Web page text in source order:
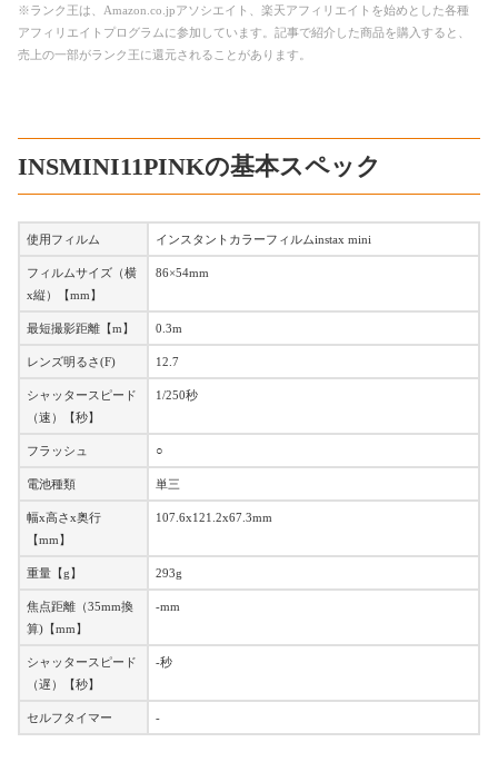
※ランク王は、Amazon.co.jpアソシエイト、楽天アフィリエイトを始めとした各種
アフィリエイトプログラムに参加しています。記事で紹介した商品を購入すると、
売上の一部がランク王に還元されることがあります。
INSMINI11PINKの基本スペック
使用フィルム インスタントカラーフィルムinstax mini
フィルムサイズ（横
x縦）【mm】
86×54mm
最短撮影距離【m】 0.3m
レンズ明るさ(F) 12.7
シャッタースピード
（速）【秒】
1/250秒
フラッシュ ○
電池種類 単三
幅x高さx奥行
【mm】
107.6x121.2x67.3mm
重量【g】 293g
焦点距離（35mm換
算)【mm】
-mm
シャッタースピード
（遅）【秒】
-秒
セルフタイマー -